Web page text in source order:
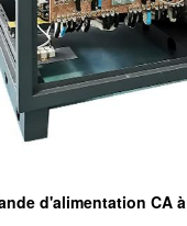
d'alimentation CA